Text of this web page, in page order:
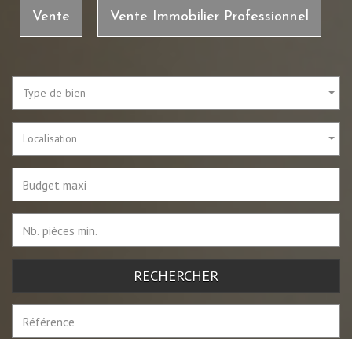
Vente Vente Immobilier Professionnel
Type de bien
Localisation
RECHERCHER